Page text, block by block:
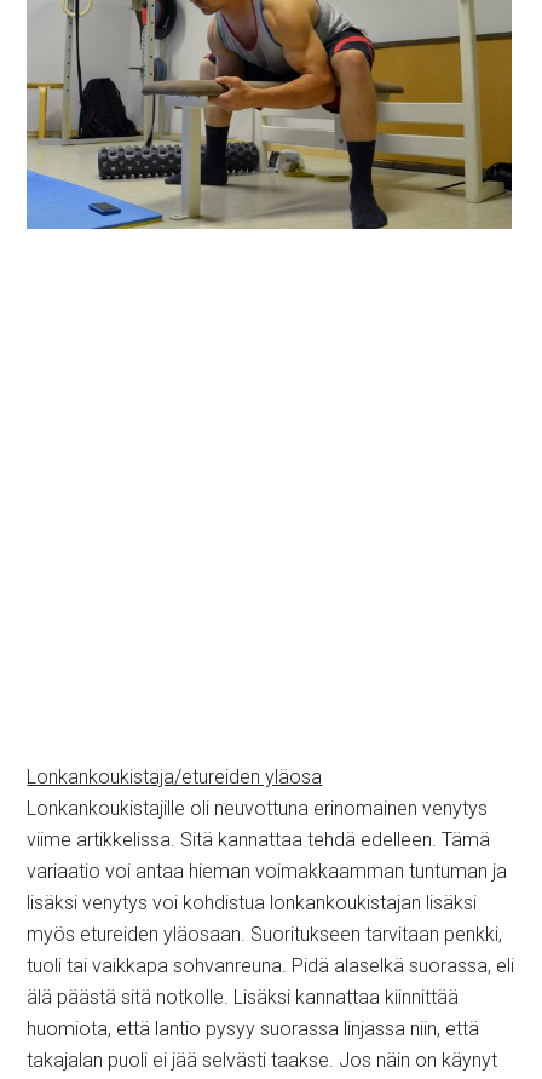
Lonkankoukistaja/etureiden yläosa
Lonkankoukistajille oli neuvottuna erinomainen venytys
viime artikkelissa. Sitä kannattaa tehdä edelleen. Tämä
variaatio voi antaa hieman voimakkaamman tuntuman ja
lisäksi venytys voi kohdistua lonkankoukistajan lisäksi
myös etureiden yläosaan. Suoritukseen tarvitaan penkki,
tuoli tai vaikkapa sohvanreuna. Pidä alaselkä suorassa, eli
älä päästä sitä notkolle. Lisäksi kannattaa kiinnittää
huomiota, että lantio pysyy suorassa linjassa niin, että
takajalan puoli ei jää selvästi taakse. Jos näin on käynyt